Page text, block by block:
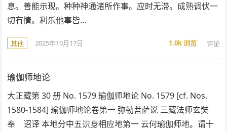
息。善能示现。种种神通诸所作事。应时无滞。成熟调伏一
切有情。利乐他事皆…
其他 2025年10月17日 1.0k浏览 评论
瑜伽师地论
大正藏第 30 册 No. 1579 瑜伽师地论 No. 1579 [cf. Nos.
1580-1584] 瑜伽师地论卷第一 弥勒菩萨说 三藏法师玄奘
奉 诏译 本地分中五识身相应地第一 云何瑜伽师地。谓十